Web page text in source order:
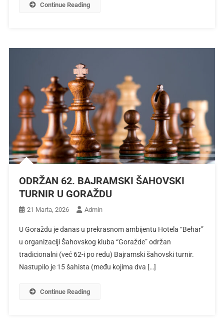
Continue Reading
ODRŽAN 62. BAJRAMSKI ŠAHOVSKI
TURNIR U GORAŽDU
21 Marta, 2026 Admin
U Goraždu je danas u prekrasnom ambijentu Hotela “Behar”
u organizaciji Šahovskog kluba “Goražde” održan
tradicionalni (već 62-i po redu) Bajramski šahovski turnir.
Nastupilo je 15 šahista (među kojima dva […]
Continue Reading